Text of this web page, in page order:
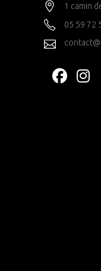
1 camin
05 59 72